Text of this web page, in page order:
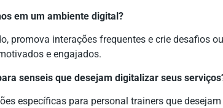
em um ambiente digital?
promova interações frequentes e crie desafios ou
e engajados.
senseis que desejam digitalizar seus
específicas para personal trainers que desejam